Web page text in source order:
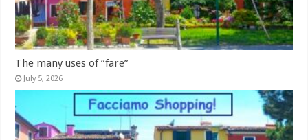
The many uses of “fare”
July 5, 2026